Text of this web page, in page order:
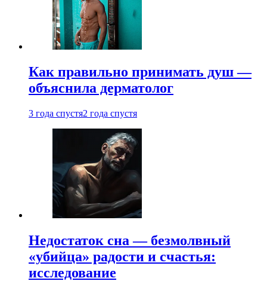
Как правильно принимать душ —
объяснила дерматолог
3 года спустя2 года спустя
Недостаток сна — безмолвный
«убийца» радости и счастья:
исследование